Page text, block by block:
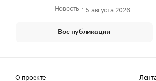
Новость
5 августа 2026
Все публикации
О проекте